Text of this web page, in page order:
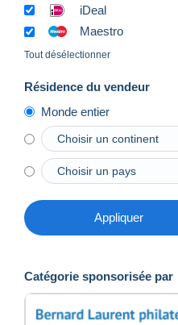
iDeal
Maestro
Tout désélectionner
Résidence du vendeur
Monde entier
Appliquer
Catégorie sponsorisée par